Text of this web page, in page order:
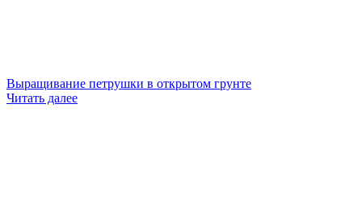
Выращивание петрушки в открытом грунте
Читать далее